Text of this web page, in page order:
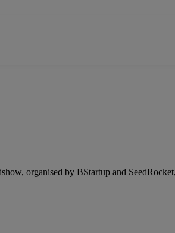
organised by BStartup and